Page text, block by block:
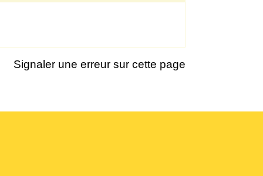
Signaler une erreur sur cette page